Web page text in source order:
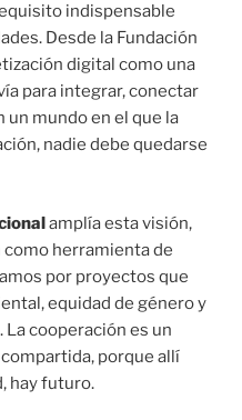
indispensable
Desde la Fundación
digital como una
para integrar, conectar
un mundo en el que la
nadie debe quedarse
amplía esta visión,
herramienta de
por proyectos que
equidad de género y
cooperación es un
porque allí
hay futuro.